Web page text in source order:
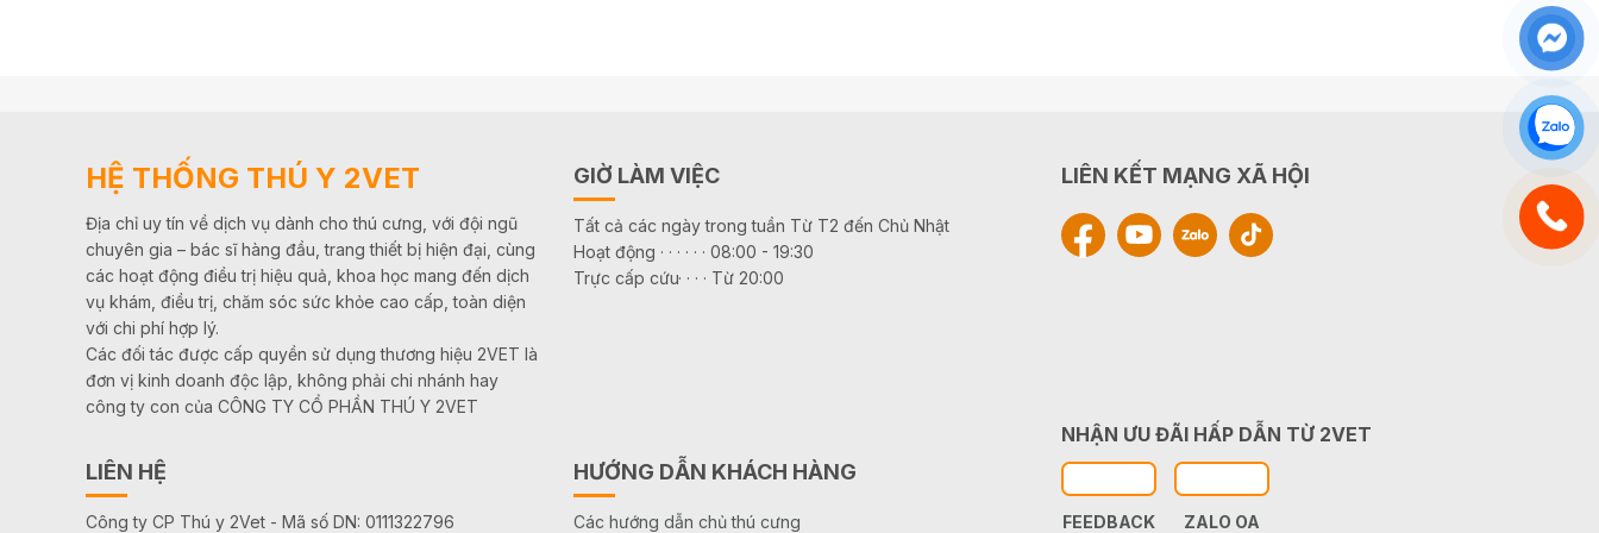
HỆ THỐNG THÚ Y 2VET
Địa chỉ uy tín về dịch vụ dành cho thú cưng, với đội ngũ
chuyên gia – bác sĩ hàng đầu, trang thiết bị hiện đại, cùng
các hoạt động điều trị hiệu quả, khoa học mang đến dịch
vụ khám, điều trị, chăm sóc sức khỏe cao cấp, toàn diện
với chi phí hợp lý.
Các đối tác được cấp quyền sử dụng thương hiệu 2VET là
đơn vị kinh doanh độc lập, không phải chi nhánh hay
công ty con của CÔNG TY CỔ PHẦN THÚ Y 2VET
GIỜ LÀM VIỆC
Tất cả các ngày trong tuần Từ T2 đến Chủ Nhật
Hoạt động · · · · · · 08:00 - 19:30
Trực cấp cứu· · · · Từ 20:00
LIÊN KẾT MẠNG XÃ HỘI
LIÊN HỆ
Công ty CP Thú y 2Vet - Mã số DN: 0111322796
HƯỚNG DẪN KHÁCH HÀNG
Các hướng dẫn chủ thú cưng
NHẬN ƯU ĐÃI HẤP DẪN TỪ 2VET
FEEDBACK ZALO OA